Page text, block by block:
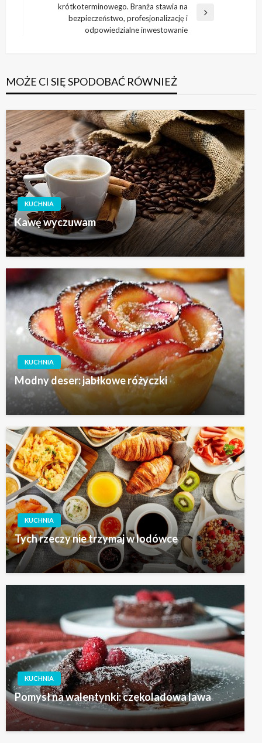
krótkoterminowego. Branża stawia na
bezpieczeństwo, profesjonalizację i
odpowiedzialne inwestowanie
MOŻE CI SIĘ SPODOBAĆ RÓWNIEŻ
KUCHNIA
Kawę wyczuwam
KUCHNIA
Modny deser: jabłkowe różyczki
KUCHNIA
Tych rzeczy nie trzymaj w lodówce
KUCHNIA
Pomysł na walentynki: czekoladowa lawa